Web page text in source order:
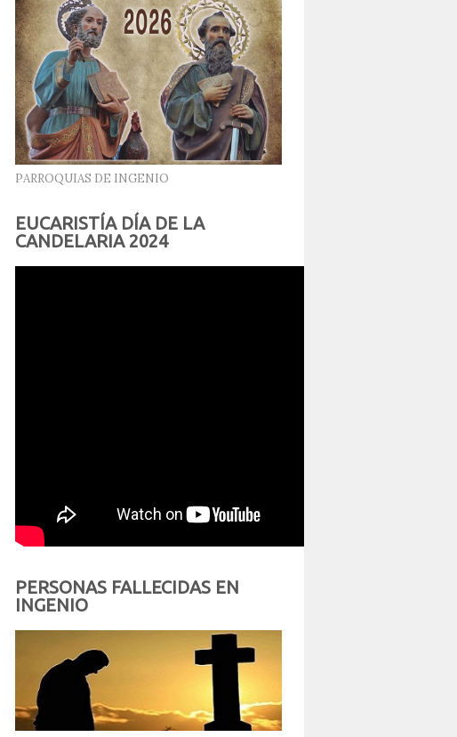
PARROQUIAS DE INGENIO
EUCARISTÍA DÍA DE LA
CANDELARIA 2024
PERSONAS FALLECIDAS EN
INGENIO